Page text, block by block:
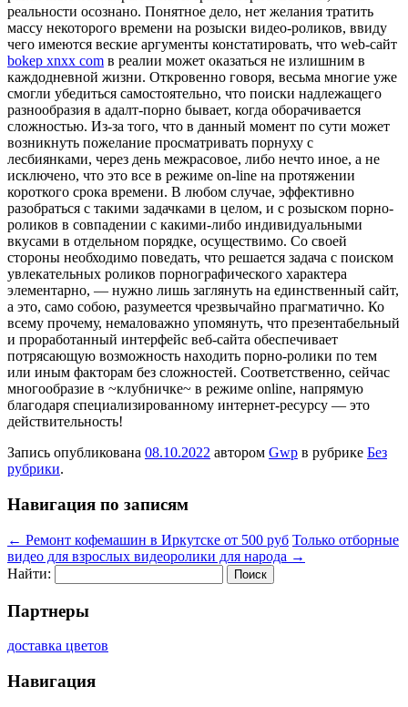
реальности осознано. Понятное дело, нет желания тратить
массу некоторого времени на розыски видео-роликов, ввиду
чего имеются веские аргументы констатировать, что web-сайт
bokep xnxx com в реалии может оказаться не излишним в
каждодневной жизни. Откровенно говоря, весьма многие уже
смогли убедиться самостоятельно, что поиски надлежащего
разнообразия в адалт-порно бывает, когда оборачивается
сложностью. Из-за того, что в данный момент по сути может
возникнуть пожелание просматривать порнуху с
лесбиянками, через день межрасовое, либо нечто иное, а не
исключено, что это все в режиме on-line на протяжении
короткого срока времени. В любом случае, эффективно
разобраться с такими задачками в целом, и с розыском порно-
роликов в совпадении с какими-либо индивидуальными
вкусами в отдельном порядке, осуществимо. Со своей
стороны необходимо поведать, что решается задача с поиском
увлекательных роликов порнографического характера
элементарно, — нужно лишь заглянуть на единственный сайт,
а это, само собою, разумеется чрезвычайно прагматично. Ко
всему прочему, немаловажно упомянуть, что презентабельный
и проработанный интерфейс веб-сайта обеспечивает
потрясающую возможность находить порно-ролики по тем
или иным факторам без сложностей. Соответственно, сейчас
многообразие в ~клубничке~ в режиме online, напрямую
благодаря специализированному интернет-ресурсу — это
действительность!
Запись опубликована 08.10.2022 автором Gwp в рубрике Без
рубрики.
Навигация по записям
← Ремонт кофемашин в Иркутске от 500 руб Только отборные
видео для взрослых видеоролики для народа →
Найти:
Партнеры
доставка цветов
Навигация